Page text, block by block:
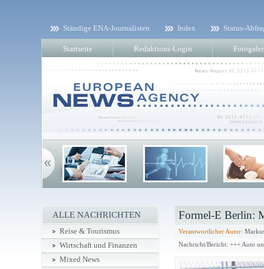
Ständige ENA-Journalisten Index Status-
Startseite Redaktions-Login
Formel-E Berlin:
Verantwortlicher Autor:
Nachricht/Bericht: +++ Auto
ALLE NACHRICHTEN
Reise & Tourismus
Wirtschaft und Finanzen
Mixed News